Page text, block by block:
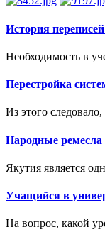
История
Необходимость в
Перестройка
Из этого
Народные
Якутия является
Учащийся в
На вопрос, какой